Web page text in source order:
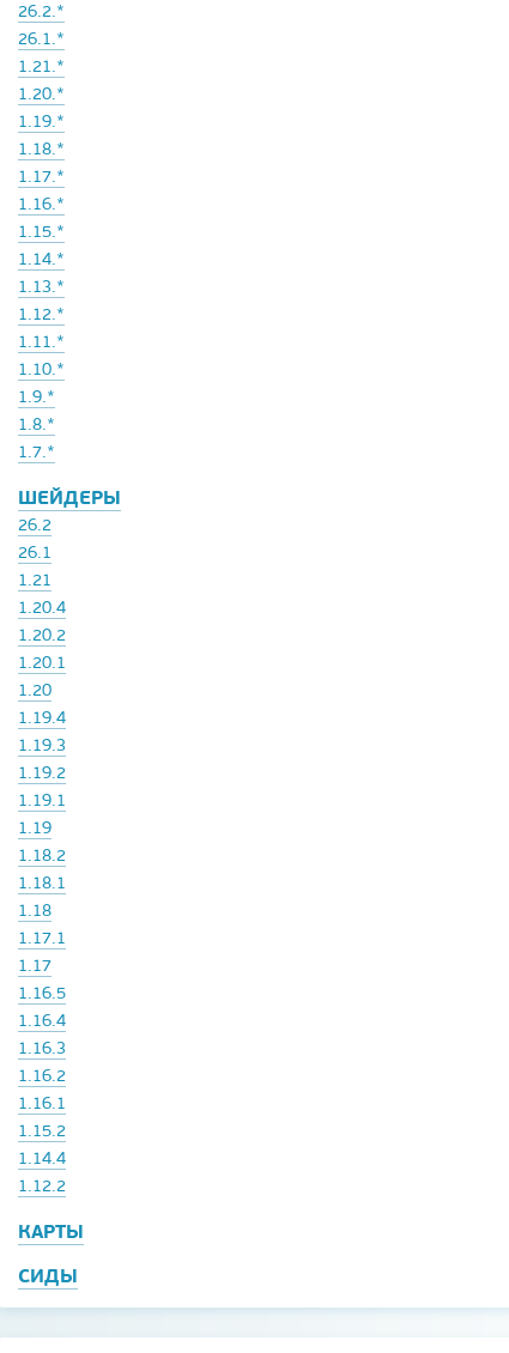
26.2.*
26.1.*
1.21.*
1.20.*
1.19.*
1.18.*
1.17.*
1.16.*
1.15.*
1.14.*
1.13.*
1.12.*
1.11.*
1.10.*
1.9.*
1.8.*
1.7.*
ШЕЙДЕРЫ
26.2
26.1
1.21
1.20.4
1.20.2
1.20.1
1.20
1.19.4
1.19.3
1.19.2
1.19.1
1.19
1.18.2
1.18.1
1.18
1.17.1
1.17
1.16.5
1.16.4
1.16.3
1.16.2
1.16.1
1.15.2
1.14.4
1.12.2
КАРТЫ
СИДЫ